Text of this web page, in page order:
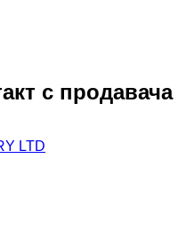
с продавача
LTD